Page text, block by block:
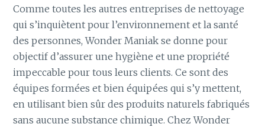
Comme toutes les autres entreprises de nettoyage
qui s’inquiètent pour l’environnement et la santé
des personnes, Wonder Maniak se donne pour
objectif d’assurer une hygiène et une propriété
impeccable pour tous leurs clients. Ce sont des
équipes formées et bien équipées qui s’y mettent,
en utilisant bien sûr des produits naturels fabriqués
sans aucune substance chimique. Chez Wonder